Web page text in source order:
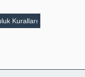
Kuralları